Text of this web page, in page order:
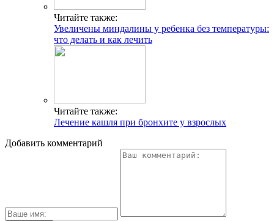
Читайте также:
Увеличены миндалины у ребенка без температуры:
что делать и как лечить
Читайте также:
Лечение кашля при бронхите у взрослых
Добавить комментарий